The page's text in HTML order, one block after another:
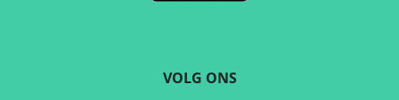
VOLG ONS